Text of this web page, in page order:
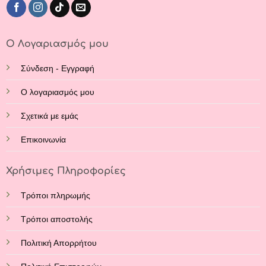
Ο Λογαριασμός μου
Σύνδεση - Εγγραφή
Ο λογαριασμός μου
Σχετικά με εμάς
Επικοινωνία
Χρήσιμες Πληροφορίες
Τρόποι πληρωμής
Τρόποι αποστολής
Πολιτική Απορρήτου